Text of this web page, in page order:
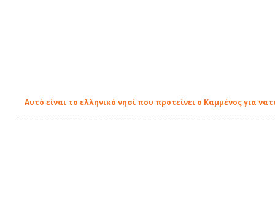
Αυτό είναι το ελληνικό νησί που προτείνει ο Καμμένος για